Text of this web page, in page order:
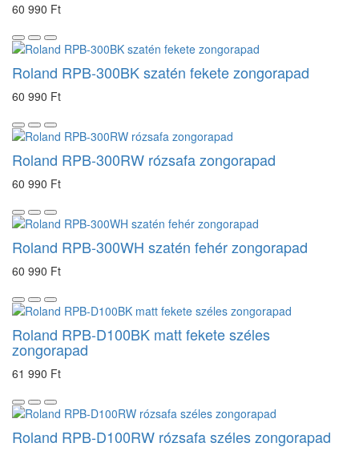
60 990 Ft
Roland RPB-300BK szatén fekete zongorapad
60 990 Ft
Roland RPB-300RW rózsafa zongorapad
60 990 Ft
Roland RPB-300WH szatén fehér zongorapad
60 990 Ft
Roland RPB-D100BK matt fekete széles
zongorapad
61 990 Ft
Roland RPB-D100RW rózsafa széles zongorapad